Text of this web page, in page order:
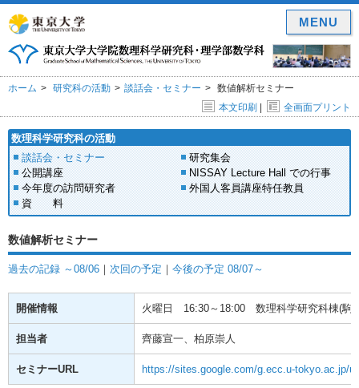
ホーム 研究科の活動 談話会・セミナー
数値解析セミナー
本文印刷 | 全画面プリント
数理科学研究科の活動
談話会・セミナー
研究集会
公開講座
NISSAY Lecture Hall での行事
今年度の訪問研究者
外国人客員講座特任教員
資 料
数値解析セミナー
過去の記録 ～08/06 ｜ 次回の予定 ｜ 今後の予定 08/07～
開催情報 火曜日 16:30～18:00 数理科学研究科棟(駒
担当者 齊藤宣一、柏原崇人
セミナーURL https://sites.google.com/g.ecc.u-tokyo.ac.jp/
MENU